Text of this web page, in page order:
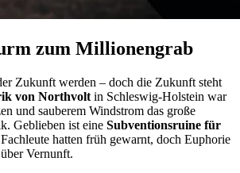
zum Millionengrab
Zukunft werden – doch die Zukunft steht
von Northvolt in Schleswig-Holstein war
und sauberem Windstrom das große
Geblieben ist eine Subventionsruine für
hatten früh gewarnt, doch Euphorie
Vernunft.